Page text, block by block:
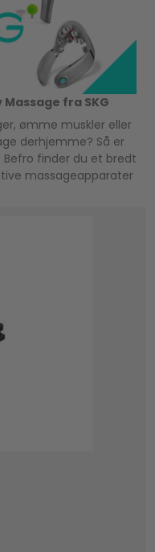
fra SKG
ømme muskler eller
derhjemme? Så er
finder du et bredt
massageapparater